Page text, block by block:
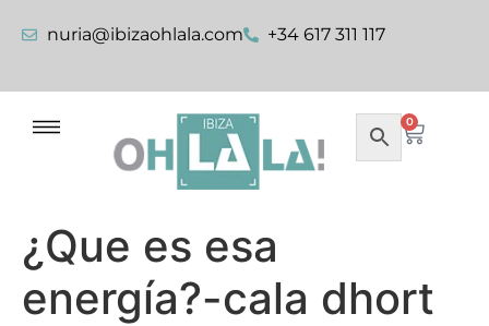
nuria@ibizaohlala.com +34 617 311 117
0
¿Que es esa
energía?-cala dhort